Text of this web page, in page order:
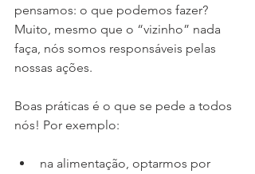
pensamos: o que podemos fazer?
Muito, mesmo que o “vizinho” nada
faça, nós somos responsáveis pelas
nossas ações.
Boas práticas é o que se pede a todos
nós! Por exemplo:
na alimentação, optarmos por